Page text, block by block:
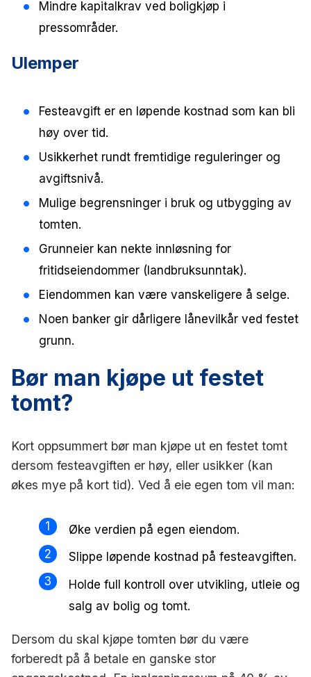
Mindre kapitalkrav ved boligkjøp i
pressområder.
Ulemper
Festeavgift er en løpende kostnad som kan bli
høy over tid.
Usikkerhet rundt fremtidige reguleringer og
avgiftsnivå.
Mulige begrensninger i bruk og utbygging av
tomten.
Grunneier kan nekte innløsning for
fritidseiendommer (landbruksunntak).
Eiendommen kan være vanskeligere å selge.
Noen banker gir dårligere lånevilkår ved festet
grunn.
Bør man kjøpe ut festet
tomt?
Kort oppsummert bør man kjøpe ut en festet tomt
dersom festeavgiften er høy, eller usikker (kan
økes mye på kort tid). Ved å eie egen tom vil man:
Øke verdien på egen eiendom.
Slippe løpende kostnad på festeavgiften.
Holde full kontroll over utvikling, utleie og
salg av bolig og tomt.
Dersom du skal kjøpe tomten bør du være
forberedt på å betale en ganske stor